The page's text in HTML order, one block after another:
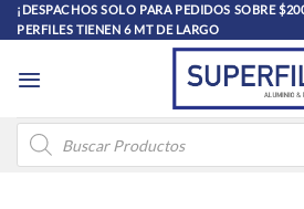
Saltar
al
¡DESPACHOS SOLO PARA PEDIDOS SOBRE
PERFILES TIENEN 6 MT DE LARGO
Búsqueda
productos